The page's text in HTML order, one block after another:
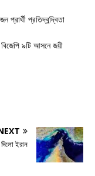
প্রতিদ্বন্দ্বিতা
৯টি আসনে জয়ী
ইরান